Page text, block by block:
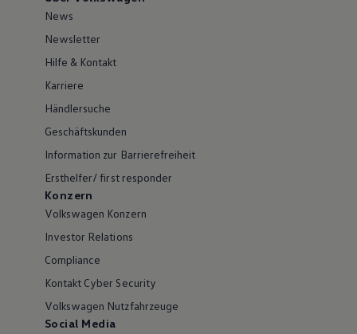
News
Newsletter
Hilfe & Kontakt
Karriere
Händlersuche
Geschäftskunden
Information zur Barrierefreiheit
Ersthelfer/ first responder
Konzern
Volkswagen Konzern
Investor Relations
Compliance
Kontakt Cyber Security
Volkswagen Nutzfahrzeuge
Social Media